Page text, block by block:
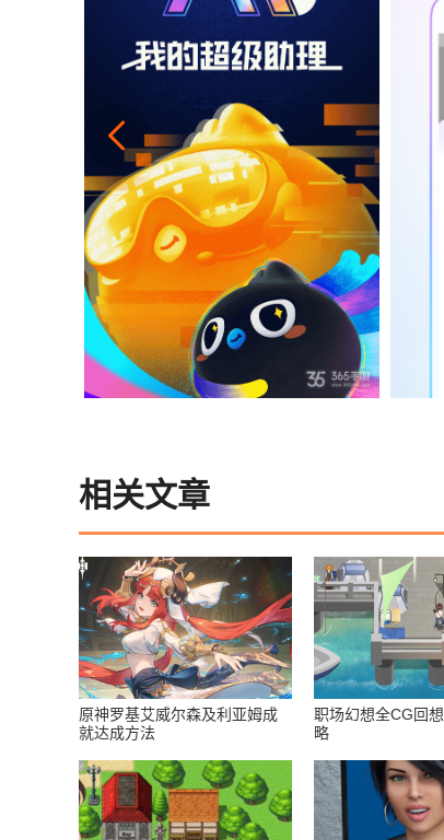
相关文章
原神罗基艾威尔森及利亚姆成
就达成方法
职场幻想全CG回
略